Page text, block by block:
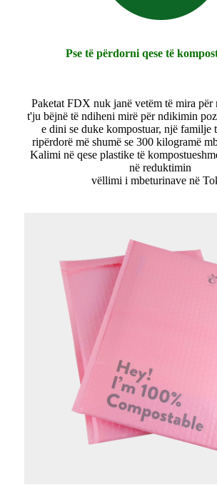
Pse të përdorni qese të
Paketat FDX nuk janë vetëm të mira për
t'ju bëjnë të ndiheni mirë për ndikimin
e dini se duke kompostuar, një familje
ripërdorë më shumë se 300 kilogramë
Kalimi në qese plastike të
në reduktimin
vëllimi i mbeturinave në